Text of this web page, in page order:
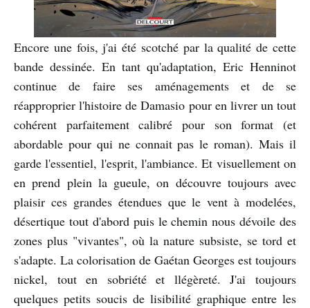
Encore une fois, j'ai été scotché par la qualité de cette
bande dessinée. En tant qu'adaptation, Eric Henninot
continue de faire ses aménagements et de se
réapproprier l'histoire de Damasio pour en livrer un tout
cohérent parfaitement calibré pour son format (et
abordable pour qui ne connait pas le roman). Mais il
garde l'essentiel, l'esprit, l'ambiance. Et visuellement on
en prend plein la gueule, on découvre toujours avec
plaisir ces grandes étendues que le vent à modelées,
désertique tout d'abord puis le chemin nous dévoile des
zones plus "vivantes", où la nature subsiste, se tord et
s'adapte. La colorisation de Gaétan Georges est toujours
nickel, tout en sobriété et llégèreté. J'ai toujours
quelques petits soucis de lisibilité graphique entre les